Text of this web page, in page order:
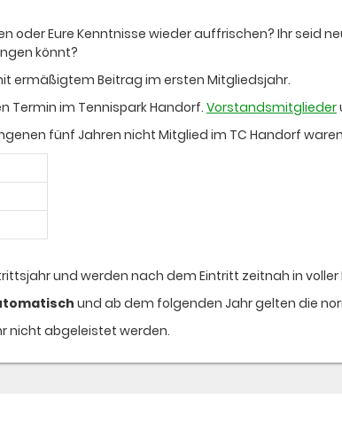
oder Eure Kenntnisse wieder auffrischen? Ihr seid
könnt?
ermäßigtem Beitrag im ersten Mitgliedsjahr.
Termin im Tennispark Handorf. Vorstandsmitglieder
fünf Jahren nicht Mitglied im TC Handorf
und werden nach dem Eintritt zeitnah in voller
und ab dem folgenden Jahr gelten die
nicht abgeleistet werden.